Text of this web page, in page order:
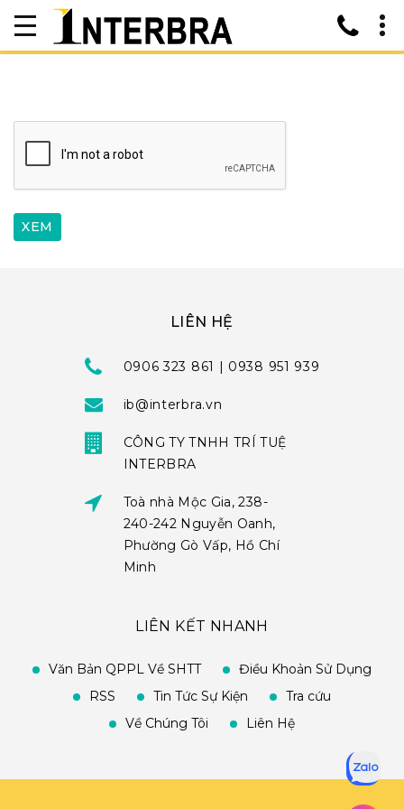
LIÊN HỆ
0906 323 861 | 0938 951 939
ib@interbra.vn
CÔNG TY TNHH TRÍ TUỆ
INTERBRA
Toà nhà Mộc Gia, 238-
240-242 Nguyễn Oanh,
Phường Gò Vấp, Hồ Chí
Minh
LIÊN KẾT NHANH
Văn Bản QPPL Về SHTT
Điều Khoản Sử Dụng
RSS
Tin Tức Sự Kiện
Tra cứu
Về Chúng Tôi
Liên Hệ